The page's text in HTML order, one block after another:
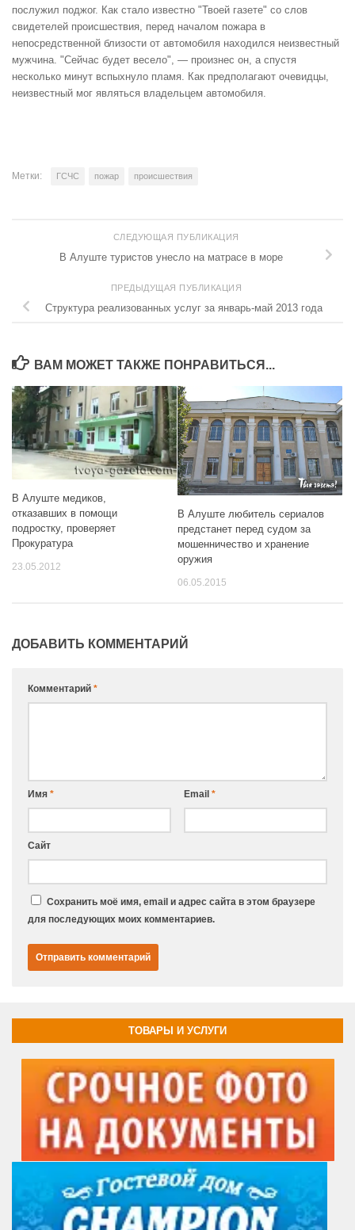
послужил поджог. Как стало известно "Твоей газете" со слов
свидетелей происшествия, перед началом пожара в
непосредственной близости от автомобиля находился неизвестный
мужчина. "Сейчас будет весело", — произнес он, а спустя
несколько минут вспыхнуло пламя. Как предполагают очевидцы,
неизвестный мог являться владельцем автомобиля.
Метки: ГСЧС пожар происшествия
СЛЕДУЮЩАЯ ПУБЛИКАЦИЯ
В Алуште туристов унесло на матрасе в море
ПРЕДЫДУЩАЯ ПУБЛИКАЦИЯ
Структура реализованных услуг за январь-май 2013 года
ВАМ МОЖЕТ ТАКЖЕ ПОНРАВИТЬСЯ...
В Алуште медиков,
отказавших в помощи
подростку, проверяет
Прокуратура
23.05.2012
В Алуште любитель сериалов
предстанет перед судом за
мошенничество и хранение
оружия
06.05.2015
ДОБАВИТЬ КОММЕНТАРИЙ
Комментарий *
Имя * Email *
Сайт
Сохранить моё имя, email и адрес сайта в этом браузере
для последующих моих комментариев.
ТОВАРЫ И УСЛУГИ